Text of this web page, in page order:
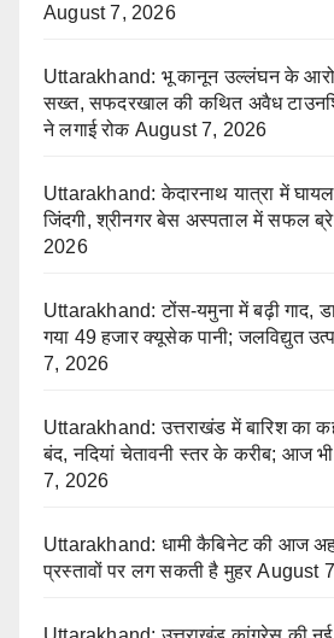
August 7, 2026
Uttarakhand: भू कानून उल्लंघन के
सख्त, सफदरखाल की कथित अवैध
ने लगाई रोक August 7, 2026
Uttarakhand: केदारनाथ यात्रा में घायल
जिंदगी, श्रीनगर बेस अस्पताल में सफल
2026
Uttarakhand: टोंस-यमुना में बढ़ी गाद,
गया 49 हजार क्यूसेक पानी; जलविद्युत
7, 2026
Uttarakhand: उत्तराखंड में बारिश का
बंद, नदियां चेतावनी स्तर के करीब; आज
7, 2026
Uttarakhand: धामी कैबिनेट की आज
प्रस्तावों पर लग सकती है मुहर August